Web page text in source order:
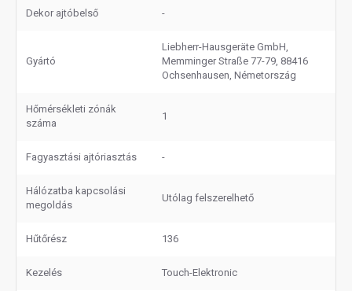
Dekor ajtóbelső -
Gyártó
Liebherr-Hausgeräte GmbH,
Memminger Straße 77-79, 88416
Ochsenhausen, Németország
Hőmérsékleti zónák
száma
1
Fagyasztási ajtóriasztás -
Hálózatba kapcsolási
megoldás
Utólag felszerelhető
Hűtőrész 136
Kezelés Touch-Elektronic